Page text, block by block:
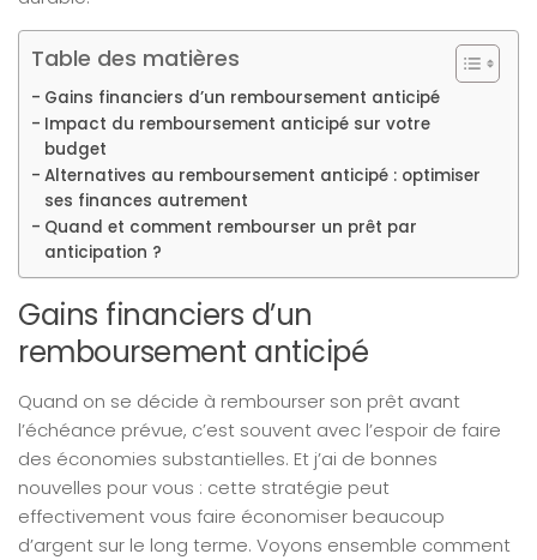
Table des matières
Gains financiers d’un remboursement anticipé
Impact du remboursement anticipé sur votre
budget
Alternatives au remboursement anticipé : optimiser
ses finances autrement
Quand et comment rembourser un prêt par
anticipation ?
Gains financiers d’un
remboursement anticipé
Quand on se décide à rembourser son prêt avant
l’échéance prévue, c’est souvent avec l’espoir de faire
des économies substantielles. Et j’ai de bonnes
nouvelles pour vous : cette stratégie peut
effectivement vous faire économiser beaucoup
d’argent sur le long terme. Voyons ensemble comment